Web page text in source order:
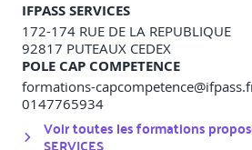
IFPASS SERVICES
172-174 RUE DE LA REPUBLIQUE
92817 PUTEAUX CEDEX
POLE CAP COMPETENCE
formations-
0147765934
Voir toutes les formations